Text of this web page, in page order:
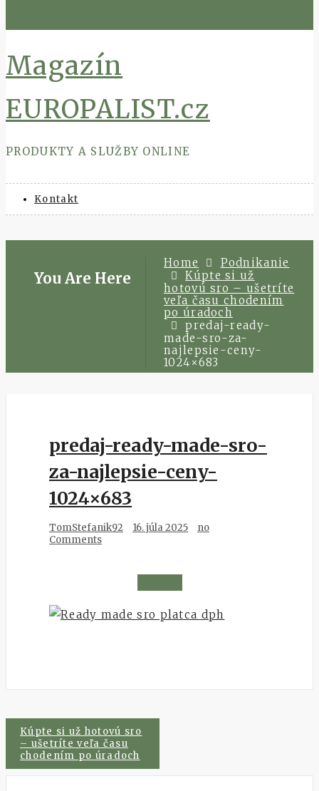
Magazín
EUROPALIST.cz
PRODUKTY A SLUŽBY ONLINE
Kontakt
You Are Here
Home
Podnikanie
Kúpte si už
hotovú sro – ušetríte
veľa času chodením
po úradoch
predaj-ready-
made-sro-za-
najlepsie-ceny-
1024×683
predaj-ready-made-sro-
za-najlepsie-ceny-
1024×683
TomStefanik92 16. júla 2025
no
Comments
Navigácia
v
Kúpte si už hotovú sro
– ušetríte veľa času
chodením po úradoch